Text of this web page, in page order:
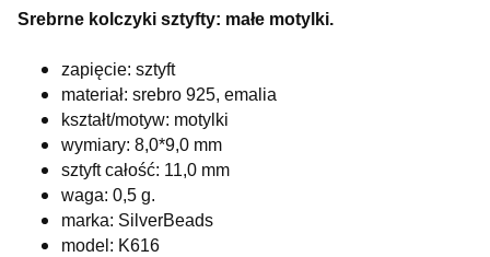
Srebrne kolczyki sztyfty: małe motylki.
zapięcie: sztyft
materiał: srebro 925, emalia
kształt/motyw: motylki
wymiary: 8,0*9,0 mm
sztyft całość: 11,0 mm
waga: 0,5 g.
marka: SilverBeads
model: K616